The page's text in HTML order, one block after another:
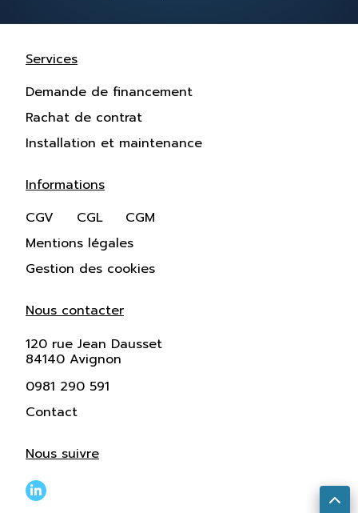
Services
Demande de financement
Rachat de contrat
Installation et maintenance
Informations
CGV
CGL
CGM
Mentions légales
Gestion des cookies
Nous contacter
120 rue Jean Dausset
84140 Avignon
0981 290 591
Contact
Nous suivre